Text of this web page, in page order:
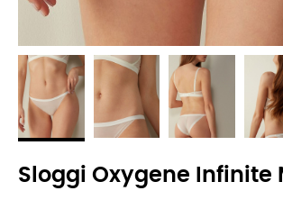
Sloggi Oxygene Infinite